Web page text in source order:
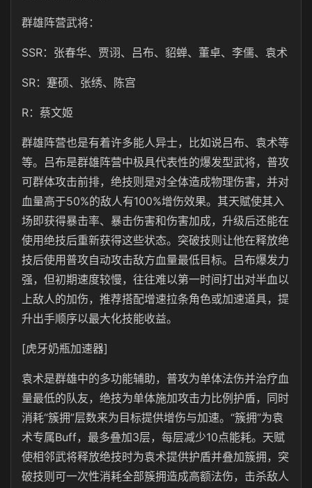
群雄阵营武将：
SSR：张春华、贾诩、吕布、貂蝉、董卓、李儒、袁术
SR：蹇硕、张绣、陈宫
R：蔡文姬
群雄阵营也是有着许多能人异士，比如说吕布、袁术等
等。吕布是群雄阵营中极具代表性的爆发型武将，普攻
可群体攻击前排，绝技则是对全体造成物理伤害，并对
血量高于50%的敌人有100%增伤效果。其天赋使其入
场即获得暴击率、暴击伤害和伤害加成，升级后还能在
使用绝技后重新获得这些状态。突破技则让他在释放绝
技后使用普攻自动攻击敌方血量最低目标。吕布爆发力
强，但初期速度较慢，往往难以第一时间打出对半血以
上敌人的加伤，推荐搭配增速拉条角色或加速道具，提
升出手顺序以最大化技能收益。
[虎牙奶瓶加速器]
袁术是群雄中的多功能辅助，普攻为单体法伤并治疗血
量最低的队友，绝技为单体施加攻击力比例护盾，同时
消耗“簇拥”层数来为目标提供增伤与加速。“簇拥”为袁
术专属Buff，最多叠加3层，每层减少10点能耗。天赋
使相邻武将释放绝技时为袁术提供护盾并叠加簇拥，突
破技则可一次性消耗全部簇拥造成高额法伤，击杀敌人